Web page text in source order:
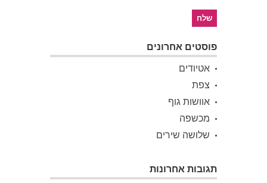
פוסטים אחרונים
אטיודים
צפת
אוושות גוף
מכשפה
שלושה שירים
תגובות אחרונות